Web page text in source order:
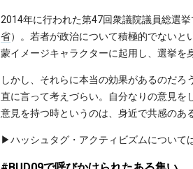
2014年に行われた第47回衆議院議員総選
省）。若者が政治について積極的でない
蒙イメージキャラクターに起用し、選挙を
しかし、それらに本当の効果があるのだ
直に言って考えづらい。自分なりの意見を
意見を持つ時というのは、身近で共感のあ
▶︎ハッシュタグ・アクティビズムについて